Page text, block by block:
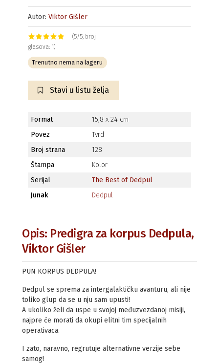
Autor: Viktor Gišler
(5/5; broj
glasova: 1)
Trenutno nema na lageru
Stavi u listu želja
Format
15,8 x 24 cm
Povez
Tvrd
Broj strana
128
Štampa
Kolor
Serijal
The Best of Dedpul
Junak
Dedpul
Opis: Predigra za korpus Dedpula,
Viktor Gišler
PUN KORPUS DEDPULA!
Dedpul se sprema za intergalaktičku avanturu, ali nije
toliko glup da se u nju sam upusti!
A ukoliko želi da uspe u svojoj međuzvezdanoj misiji,
najpre će morati da okupi elitni tim specijalnih
operativaca.
I zato, naravno, regrutuje alternativne verzije sebe
samog!